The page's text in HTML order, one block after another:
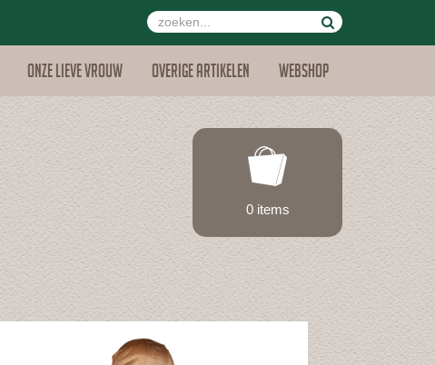
Onze lieve vrouw Overige artikelen Webshop
0 items